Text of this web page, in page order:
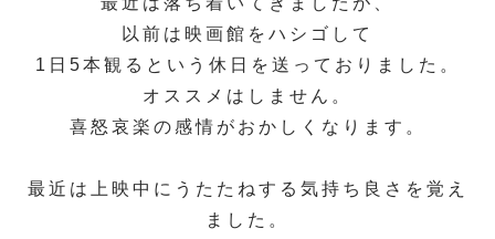
以前は映画館をハシゴして
1日5本観るという休日を送っておりました。
オススメはしません。
喜怒哀楽の感情がおかしくなります。
最近は上映中にうたたねする気持ち良さを覚え
ました。